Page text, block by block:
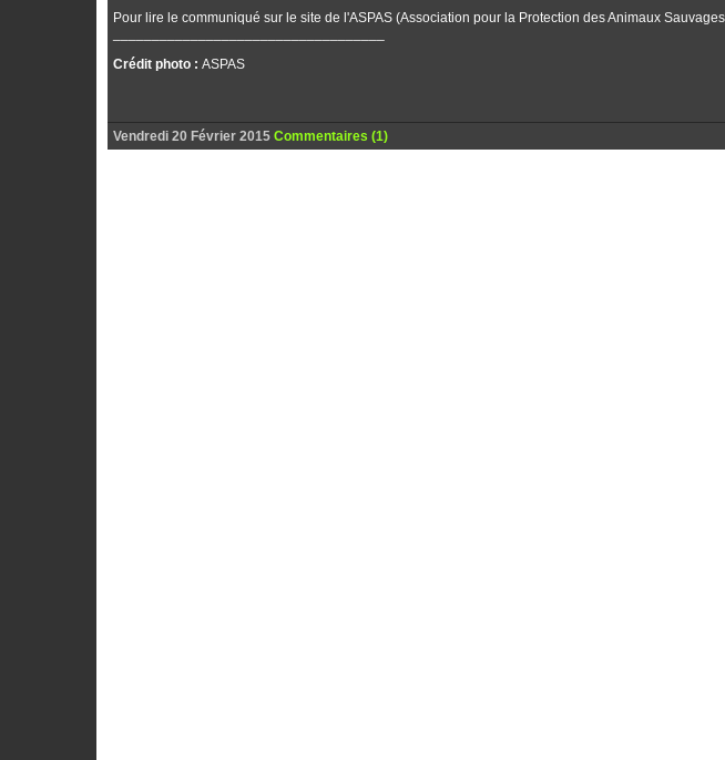
Pour lire le communiqué sur le site de l'ASPAS (Association pour la Protection des Animaux
Crédit photo : ASPAS
Vendredi 20 Février 2015 Commentaires (1)